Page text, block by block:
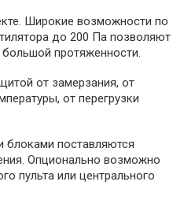
Широкие возможности по
до 200 Па позволяют
протяженности.
от замерзания, от
от перегрузки
блоками поставляются
Опционально возможно
пульта или центрального